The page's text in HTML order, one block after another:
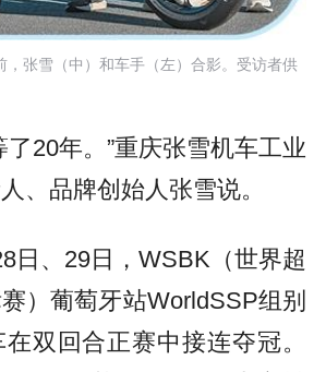
，张雪（中）和车手（左）合影。受访者供
了20年。”重庆张雪机车工业
、品牌创始人张雪说。
日、29日，WSBK（世界超
）葡萄牙站WorldSSP组别
双回合正赛中接连夺冠。